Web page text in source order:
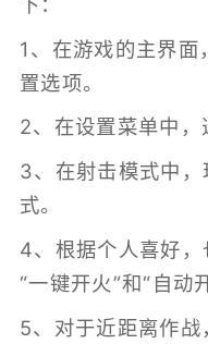
1、在游戏的主界面
置选项。
2、在设置菜单中，
3、在射击模式中，
式。
4、根据个人喜好，
“一键开火”和“自动
5、对于近距离作战